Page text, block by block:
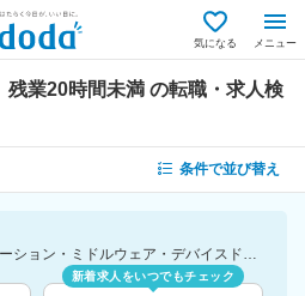
気になる メニュー
業20時間未満 の転職・求人検
条件で並び替え
[職種]iOS・Android-アプリケーション・ミドルウェア・デバイスドライバ・ファームウェア [勤務地]茨城県 [詳細条件](休日・働き方)残業20時間未満
新着求人をいつでもチェック